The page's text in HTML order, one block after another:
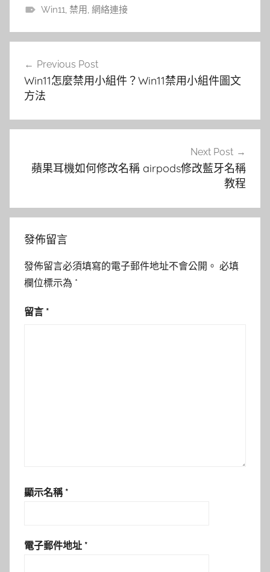
Win11, 禁用, 網絡連接
章
覽
Previous Post
Win11怎麼禁用小組件？Win11禁用小組件圖文
方法
Next Post
蘋果耳機如何修改名稱 airpods修改藍牙名稱
教程
發佈留言
發佈留言必須填寫的電子郵件地址不會公開。 必填
欄位標示為 *
留言 *
顯示名稱 *
電子郵件地址 *